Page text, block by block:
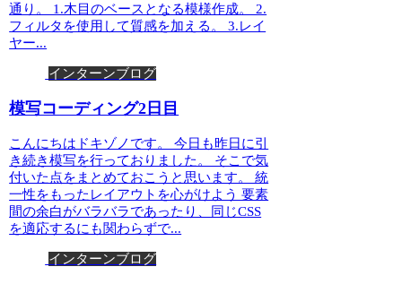
通り。 1.木目のベースとなる模様作成。 2.
フィルタを使用して質感を加える。 3.レイ
ヤー...
インターンブログ
模写コーディング2日目
こんにちはドキゾノです。 今日も昨日に引
き続き模写を行っておりました。 そこで気
付いた点をまとめておこうと思います。 統
一性をもったレイアウトを心がけよう 要素
間の余白がバラバラであったり、同じCSS
を適応するにも関わらずで...
インターンブログ